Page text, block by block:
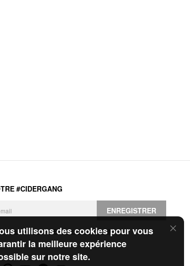
utilisons des cookies pour vous
la meilleure expérience
sur notre site.
#CIDERGANG
ENREGISTRER
généraleset laPolitique de confidentialité.